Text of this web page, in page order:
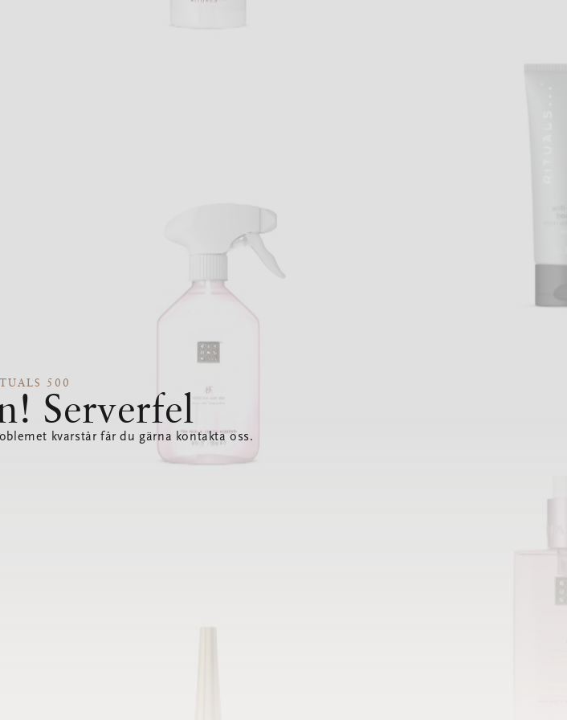
500
Serverfel
kvarstår får du gärna kontakta oss.